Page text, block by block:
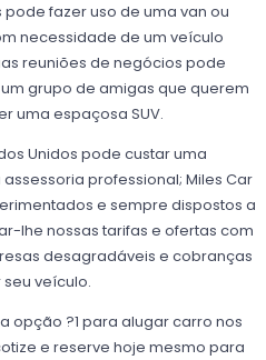
fazer uso de uma van ou
necessidade de um veículo
reuniões de negócios pode
grupo de amigas que querem
uma espaçosa SUV.
Unidos pode custar uma
professional; Miles Car
e sempre dispostos a
lhe nossas tarifas e ofertas com
desagradáveis e cobranças
veículo.
opção ?1 para alugar carro nos
e reserve hoje mesmo para